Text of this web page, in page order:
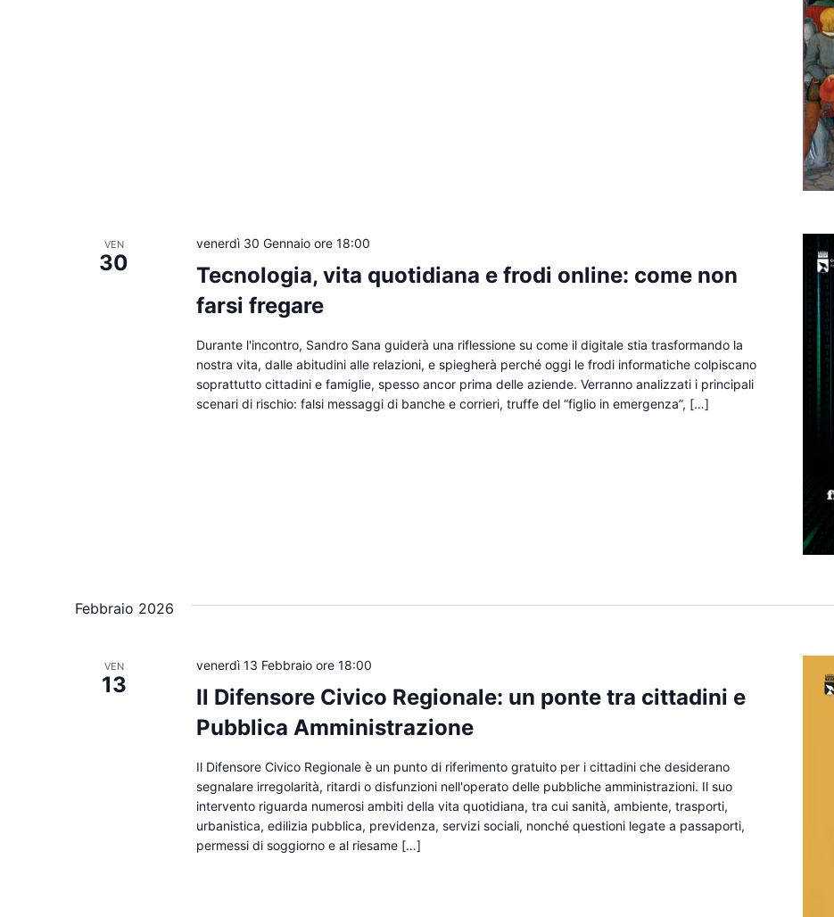
VEN
30
Tecnologia, vita quotidiana e frodi online: come non
farsi fregare
venerdì 30 Gennaio ore 18:00
Durante l'incontro, Sandro Sana guiderà una riflessione su come il digitale stia trasformando la
nostra vita, dalle abitudini alle relazioni, e spiegherà perché oggi le frodi informatiche colpiscano
soprattutto cittadini e famiglie, spesso ancor prima delle aziende. Verranno analizzati i principali
scenari di rischio: falsi messaggi di banche e corrieri, truffe del “figlio in emergenza”, […]
Febbraio 2026
VEN
13
Il Difensore Civico Regionale: un ponte tra cittadini e
Pubblica Amministrazione
venerdì 13 Febbraio ore 18:00
Il Difensore Civico Regionale è un punto di riferimento gratuito per i cittadini che desiderano
segnalare irregolarità, ritardi o disfunzioni nell'operato delle pubbliche amministrazioni. Il suo
intervento riguarda numerosi ambiti della vita quotidiana, tra cui sanità, ambiente, trasporti,
urbanistica, edilizia pubblica, previdenza, servizi sociali, nonché questioni legate a passaporti,
permessi di soggiorno e al riesame […]